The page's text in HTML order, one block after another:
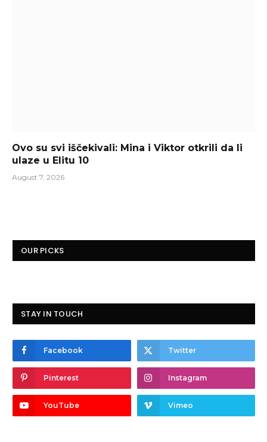
Ovo su svi iščekivali: Mina i Viktor otkrili da li
ulaze u Elitu 10
August 7, 2026
OUR PICKS
STAY IN TOUCH
Facebook Twitter
Pinterest Instagram
YouTube Vimeo